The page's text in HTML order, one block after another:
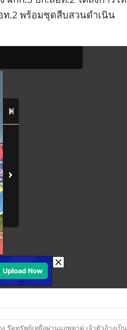
ท.2 พร้อมชุดสืบสวนดำเนิน
รีดทรัพย์เหยื่อผ่านแอพหาคู่ เจ้าตัวอ้างเป็น